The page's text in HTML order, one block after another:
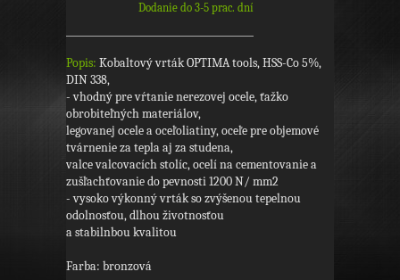
Dodanie do 3-5 prac. dní
Popis: Kobaltový vrták OPTIMA tools, HSS-Co 5%,
DIN 338,
- vhodný pre vŕtanie nerezovej ocele, ťažko
obrobiteľných materiálov,
legovanej ocele a oceľoliatiny, oceľe pre objemové
tvárnenie za tepla aj za studena,
valce valcovacích stolíc, ocelí na cementovanie a
zušľachťovanie do pevnosti 1200 N/ mm2
- vysoko výkonný vrták so zvýšenou tepelnou
odolnosťou, dlhou životnosťou
a stabilnbou kvalitou
Farba: bronzová